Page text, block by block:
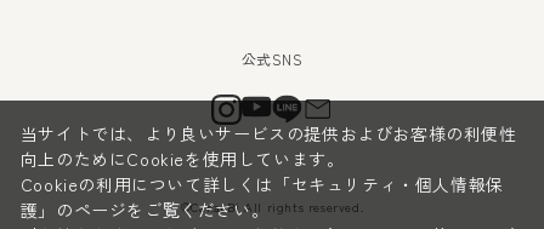
©CanauBi All rights reserved.
当サイトでは、より良いサービスの提供およびお客様の利便性
向上のためにCookieを使用しています。
Cookieの利用について詳しくは 「セキュリティ・個人情報保
護」 のページをご覧ください。